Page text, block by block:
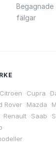
Begagnade
fälgar
Citroen ·Cupra ·
Rover ·Mazda ·
·Renault ·Saab ·